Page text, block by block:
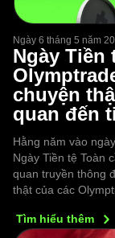
Ngày 6 tháng 5 năm
Ngày Tiền
chuyện
quan đến
Hằng năm vào
Ngày Tiền tệ Toàn
quan truyền thông
thật của các
Tìm hiểu thêm